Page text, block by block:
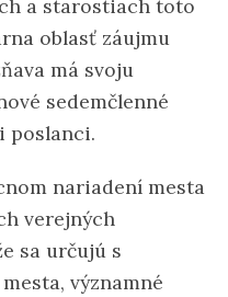
a starostiach toto
oblasť záujmu
má svoju
sedemčlenné
poslanci.
nariadení mesta
verejných
sa určujú s
významné